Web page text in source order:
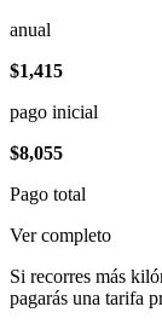
anual
$1,415
pago inicial
$8,055
Pago total
Ver completo
Si recorres más
pagarás una tarifa